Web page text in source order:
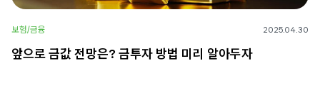
보험/금융 2025.04.30
앞으로 금값 전망은? 금투자 방법 미리 알아두자